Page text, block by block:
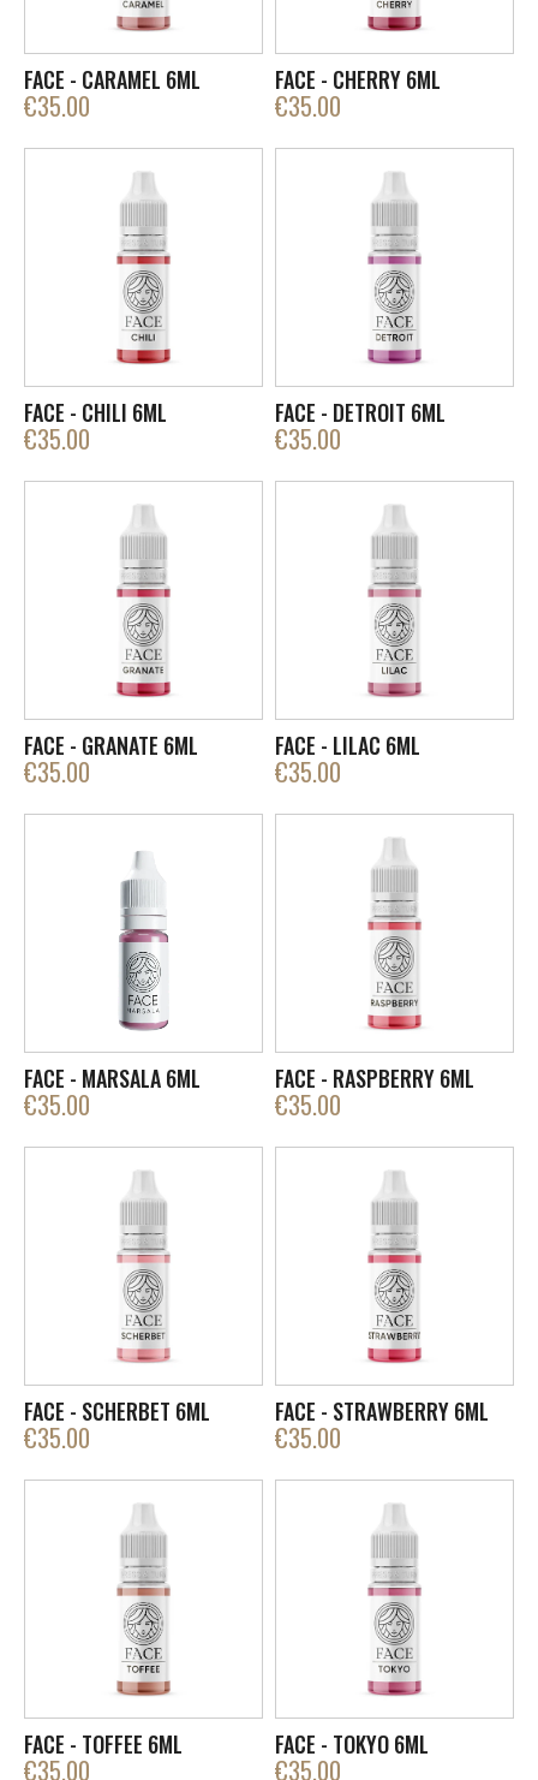
FACE - CARAMEL 6ML
€35.00
FACE - CHERRY 6ML
€35.00
FACE - CHILI 6ML
€35.00
FACE - DETROIT 6ML
€35.00
FACE - GRANATE 6ML
€35.00
FACE - LILAC 6ML
€35.00
FACE - MARSALA 6ML
€35.00
FACE - RASPBERRY 6ML
€35.00
FACE - SCHERBET 6ML
€35.00
FACE - STRAWBERRY 6ML
€35.00
FACE - TOFFEE 6ML
€35.00
FACE - TOKYO 6ML
€35.00